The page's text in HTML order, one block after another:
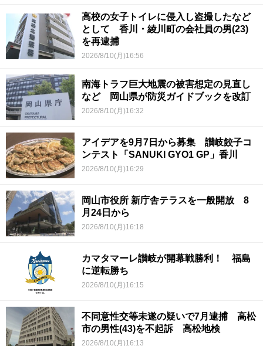
高校の女子トイレに侵入し盗撮したなど
として 香川・綾川町の会社員の男(23)
を再逮捕
2026/8/10(月)16:56
南海トラフ巨大地震の被害想定の見直し
など 岡山県が防災ガイドブックを改訂
2026/8/10(月)16:32
アイデアを9月7日から募集 讃岐餃子コ
ンテスト「SANUKI GYO1 GP」香川
2026/8/10(月)16:29
岡山市役所 新庁舎テラスを一般開放 8
月24日から
2026/8/10(月)16:18
カマタマーレ讃岐が開幕戦勝利！ 福島
に逆転勝ち
2026/8/10(月)16:15
不同意性交等未遂の疑いで7月逮捕 高松
市の男性(43)を不起訴 高松地検
2026/8/10(月)16:13